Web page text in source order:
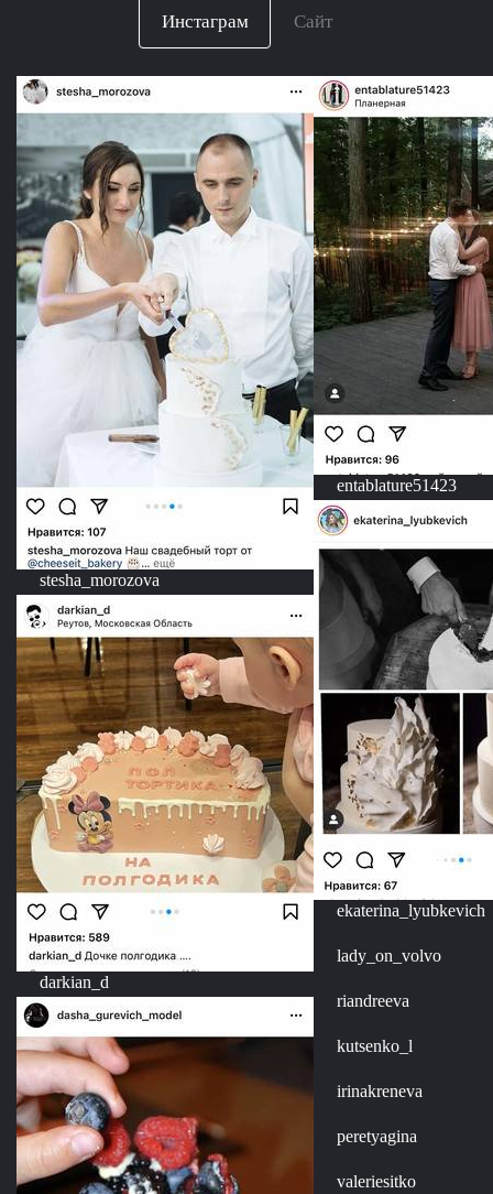
Инстаграм Сайт
stesha_morozova
darkian_d
entablature51423
ekaterina_lyubkevich
lady_on_volvo
riandreeva
kutsenko_l
irinakreneva
peretyagina
valeriesitko